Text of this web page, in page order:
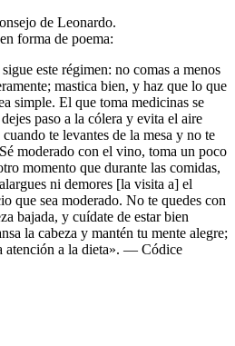
de Leonardo.
forma de poema:
este régimen: no comas a menos
mastica bien, y haz que lo que
simple. El que toma medicinas se
paso a la cólera y evita el aire
te levantes de la mesa y no te
moderado con el vino, toma un poco
momento que durante las comidas,
ni demores [la visita a] el
que sea moderado. No te quedes con
bajada, y cuídate de estar bien
la cabeza y mantén tu mente alegre;
atención a la dieta». — Códice